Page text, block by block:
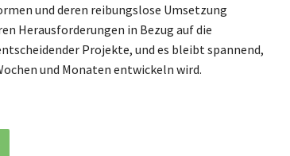
und deren reibungslose Umsetzung
Herausforderungen in Bezug auf die
Projekte, und es bleibt spannend,
und Monaten entwickeln wird.